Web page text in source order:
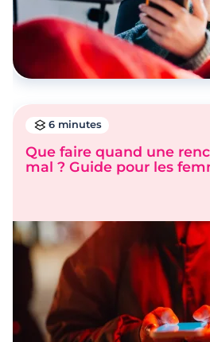
6 minutes
Que faire quand une
mal ? Guide pour les